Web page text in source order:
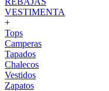
VESTIMENTA
+
Tops
Camperas
Tapados
Chalecos
Vestidos
Zapatos